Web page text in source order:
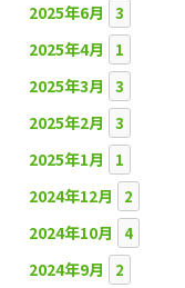
2025年6月 3
2025年4月 1
2025年3月 3
2025年2月 3
2025年1月 1
2024年12月 2
2024年10月 4
2024年9月 2